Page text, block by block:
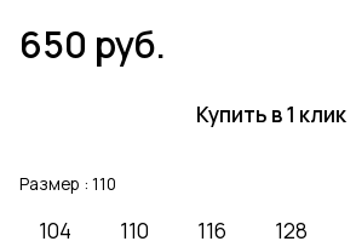
650 руб.
Купить в 1 клик
Размер : 110
104 110 116 128